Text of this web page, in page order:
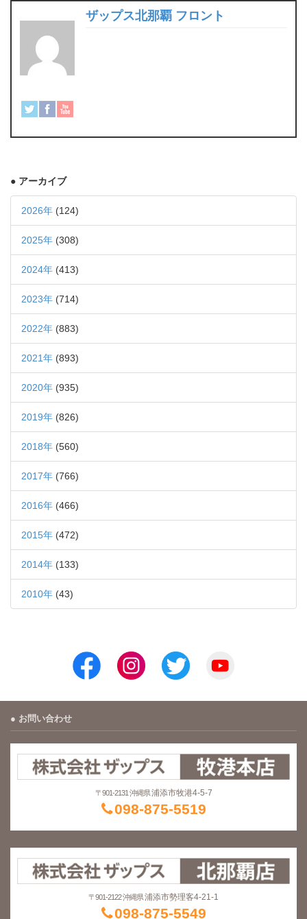
ザップス北那覇 フロント
● アーカイブ
2026年 (124)
2025年 (308)
2024年 (413)
2023年 (714)
2022年 (883)
2021年 (893)
2020年 (935)
2019年 (826)
2018年 (560)
2017年 (766)
2016年 (466)
2015年 (472)
2014年 (133)
2010年 (43)
お問い合わせ
〒901-2131 沖縄県 浦添市牧港4-5-7
098-875-5519
〒901-2122 沖縄県浦添市勢理客4-21-1
098-875-5549